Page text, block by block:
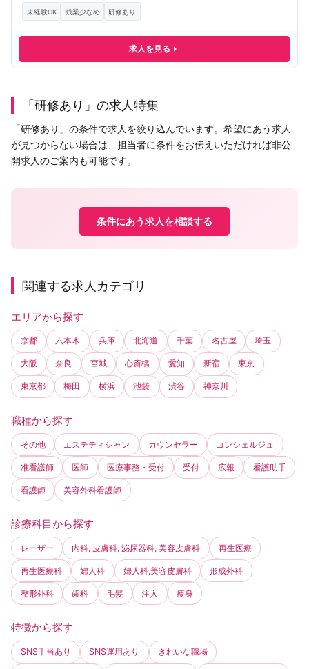
未経験OK 残業少なめ 研修あり
求人を見る
「研修あり」の求人特集
「研修あり」の条件で求人を絞り込んでいます。希望にあう求人
が見つからない場合は、担当者に条件をお伝えいただければ非公
開求人のご案内も可能です。
条件にあう求人を相談する
関連する求人カテゴリ
エリアから探す
京都 六本木 兵庫 北海道 千葉 名古屋 埼玉
大阪 奈良 宮城 心斎橋 愛知 新宿 東京
東京都 梅田 横浜 池袋 渋谷 神奈川
職種から探す
その他 エステティシャン カウンセラー コンシェルジュ
准看護師 医師 医療事務・受付 受付 広報 看護助手
看護師 美容外科看護師
診療科目から探す
レーザー 内科, 皮膚科, 泌尿器科, 美容皮膚科 再生医療
再生医療科 婦人科 婦人科,美容皮膚科 形成外科
整形外科 歯科 毛髪 注入 痩身
特徴から探す
SNS手当あり SNS運用あり きれいな職場